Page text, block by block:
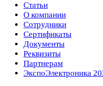
Статьи
О компании
Сотрудники
Сертификаты
Документы
Реквизиты
Партнерам
ЭкспоЭлектроника